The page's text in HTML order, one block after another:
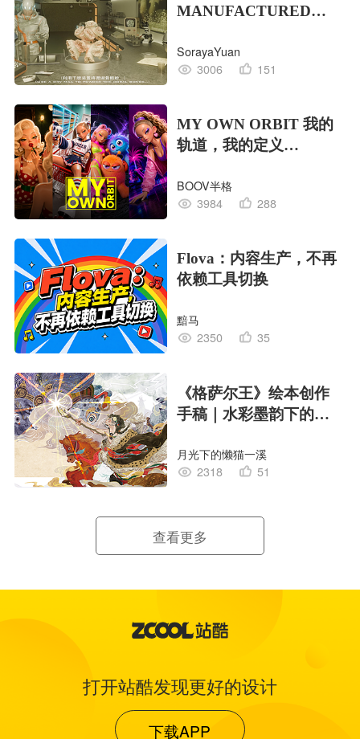
MANUFACTURED
的工业版本
SorayaYuan
3006
151
MY OWN ORBIT 我的
轨道，我的定义
对
BOOV半格
3984
288
Flova：内容生产，不再
依赖工具切换
黯马
2350
35
《格萨尔王》绘本创作
手稿｜水彩墨韵下的史
月光下的懒猫一溪
2318
51
查看更多
打开站酷发现更好的设计
下载APP